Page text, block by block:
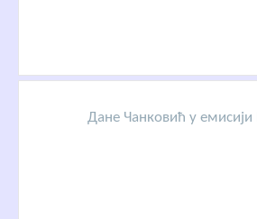
Дане Чанковић у емисији